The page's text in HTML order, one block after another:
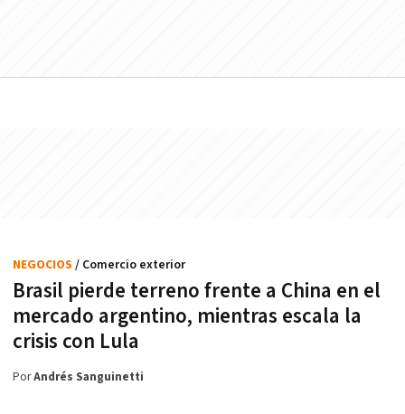
Brasil pierde terreno frente a China en el
mercado argentino, mientras escala la
crisis con Lula
NEGOCIOS / Comercio exterior
PorAndrés Sanguinetti